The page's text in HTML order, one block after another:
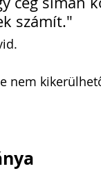
számít."
nem